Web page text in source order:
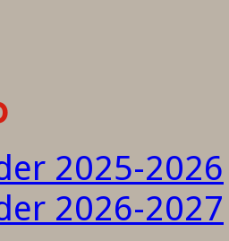
2025-2026
2026-2027